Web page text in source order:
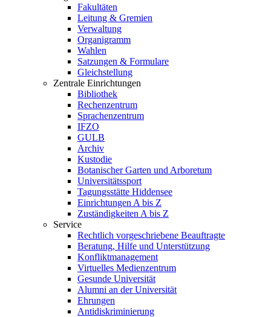
Fakultäten
Leitung & Gremien
Verwaltung
Organigramm
Wahlen
Satzungen & Formulare
Gleichstellung
Zentrale Einrichtungen
Bibliothek
Rechenzentrum
Sprachenzentrum
IFZO
GULB
Archiv
Kustodie
Botanischer Garten und Arboretum
Universitätssport
Tagungsstätte Hiddensee
Einrichtungen A bis Z
Zuständigkeiten A bis Z
Service
Rechtlich vorgeschriebene Beauftragte
Beratung, Hilfe und Unterstützung
Konfliktmanagement
Virtuelles Medienzentrum
Gesunde Universität
Alumni an der Universität
Ehrungen
Antidiskriminierung